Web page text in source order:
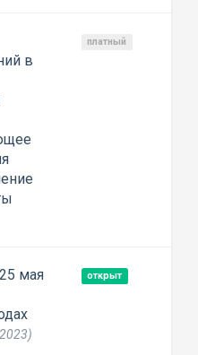
в
платный
мая
открыт